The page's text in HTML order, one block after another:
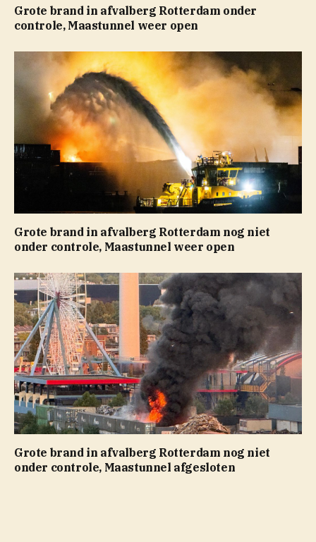
Grote brand in afvalberg Rotterdam onder
controle, Maastunnel weer open
Grote brand in afvalberg Rotterdam nog niet
onder controle, Maastunnel weer open
Grote brand in afvalberg Rotterdam nog niet
onder controle, Maastunnel afgesloten